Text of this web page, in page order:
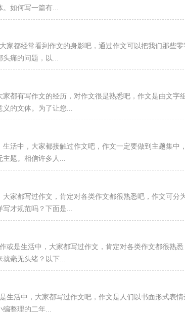
。如何写一篇有...
家都经常看到作文的身影吧，通过作文可以把我们那些零
头痛的问题，以...
都有写作文的经历，对作文很是熟悉吧，作文是由文字组
义的文体。为了让您...
活中，大家都接触过作文吧，作文一定要做到主题集中
主题。相信许多人...
家都写过作文，肯定对各类作文都很熟悉吧，作文可分
写才规范吗？下面是...
或是生活中，大家都写过作文，肯定对各类作文都很熟悉
就毫无头绪？以下...
生活中，大家都写过作文吧，作文是人们以书面形式表情
编整理的二年...